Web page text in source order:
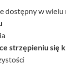
dostępny w
strzępieniu się